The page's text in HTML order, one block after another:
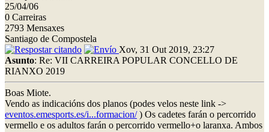
25/04/06
0 Carreiras
2793 Mensaxes
Santiago de Compostela
Xov, 31 Out 2019, 23:27
Asunto: Re: VII CARREIRA POPULAR CONCELLO DE
RIANXO 2019
Boas Miote.
Vendo as indicacións dos planos (podes velos neste link ->
eventos.emesports.es/i...formacion/) Os cadetes farán o percorrido
vermello e os adultos farán o percorrido vermello+o laranxa. Ambos